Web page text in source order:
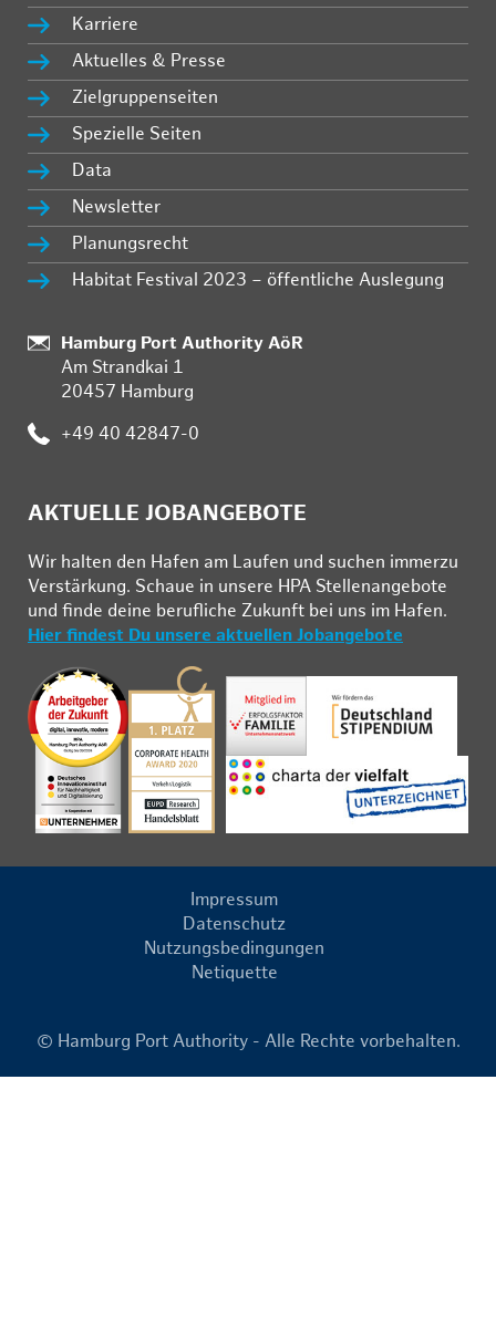
Karriere
Aktuelles & Presse
Zielgruppenseiten
Spezielle Seiten
Data
Newsletter
Planungsrecht
Habitat Festival 2023 – öffentliche Auslegung
:
Hamburg Port Authority AöR
Am Strandkai 1
20457 Hamburg
: +49 40 42847-0
AKTUELLE JOBANGEBOTE
Wir hal­ten den Ha­fen am Lau­fen und su­chen im­mer­zu
Ver­stär­kung. Schau­e in un­se­re HPA Stel­len­an­ge­bo­te
und fin­de deine be­ruf­li­che Zu­kunft bei uns im Ha­fen.
Hier findest Du unsere aktuellen Jobangebote
Impressum
Datenschutz
Nutzungsbedingungen
Netiquette
© Hamburg Port Authority - Alle Rechte vorbehalten.